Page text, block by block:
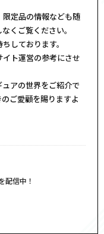
定品の情報なども随
くご覧ください。
しております。
ト運営の参考にさせ
アの世界をご紹介で
ご愛顧を賜りますよ
配信中！